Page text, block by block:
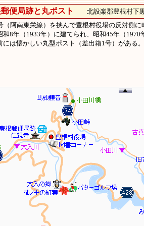
郵便局跡と丸ポスト
北設楽郡豊根村下黒
（阿南東栄線）を挟んで豊根村役場の反対側
和8年（1933年）に建てられ、昭和45年（1970
には懐かしい丸型ポスト（差出箱1号）がある。